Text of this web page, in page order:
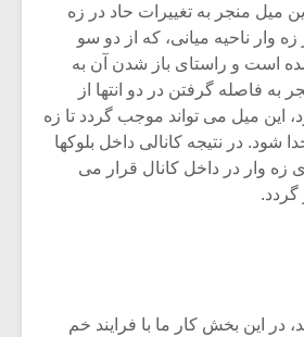
میل منجر به تغییرات حاد در زه
وار ناحیه میانی، که از دو سو
است و راستای باز شدن آن به
فاصله گرفتن در دو انتها از
این میل می تواند موجب گردد تا زه
شود. در نتیجه کانالی داخل بلوکها
زه وار در داخل کانال قرار می
گردد.
در این بخش کار ما با فرایند خم